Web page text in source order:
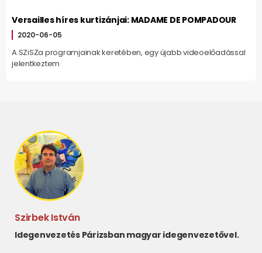
Versailles híres kurtizánjai: MADAME DE POMPADOUR
2020-06-05
A SZiSZa programjainak keretében, egy újabb videoelőadással
jelentkeztem
Szirbek István
Idegenvezetés Párizsban magyar idegenvezetővel.